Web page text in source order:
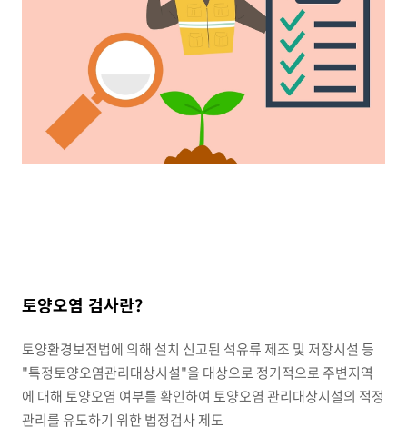
토양오염 검사란?
토양환경보전법에 의해 설치 신고된 석유류 제조 및 저장시설 등
"특정토양오염관리대상시설"을 대상으로 정기적으로 주변지역
에 대해 토양오염 여부를 확인하여 토양오염 관리대상시설의 적정
관리를 유도하기 위한 법정검사 제도